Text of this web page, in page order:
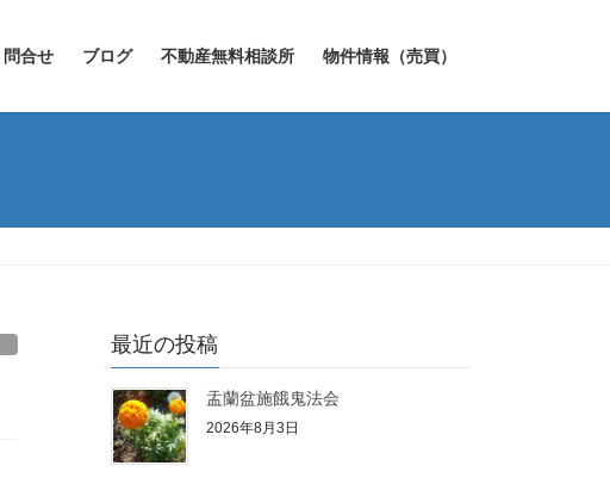
問合せ ブログ 不動産無料相談所 物件情報（売買）
最近の投稿
盂蘭盆施餓鬼法会
2026年8月3日